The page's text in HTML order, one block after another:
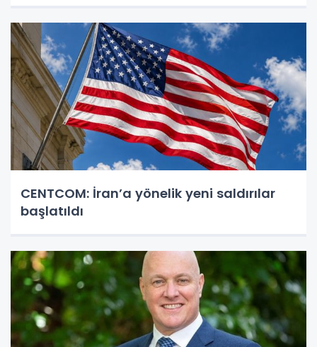
CENTCOM: İran’a yönelik yeni saldırılar
başlatıldı